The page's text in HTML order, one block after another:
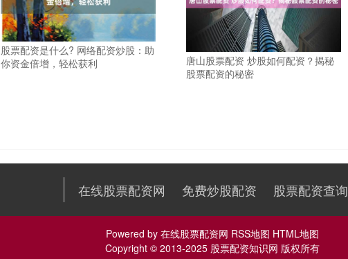
股票配资是什么? 网络配资炒股：助
你资金倍增，轻松获利
唐山股票配资 炒股如何配资？揭秘
股票配资的秘密
在线股票配资网 免费炒股配资 股票配资查询
Powered by 在线股票配资网 RSS地图 HTML地图
Copyright © 2013-2025 股票配资知识网 版权所有